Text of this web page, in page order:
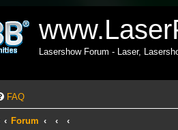
Lasershow Forum - Laser,
FAQ
Forum